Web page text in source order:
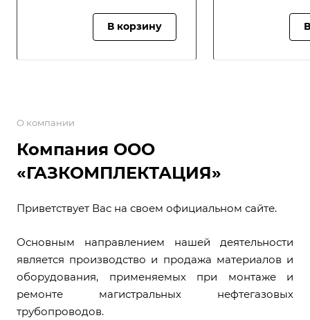
В корзину
О компании
Компания ООО
«ГАЗКОМПЛЕКТАЦИЯ»
Приветствует Вас на своем официальном сайте.
Основным направлением нашей деятельности
является производство и продажа материалов и
оборудования, применяемых при монтаже и
ремонте магистральных нефтегазовых
трубопроводов.